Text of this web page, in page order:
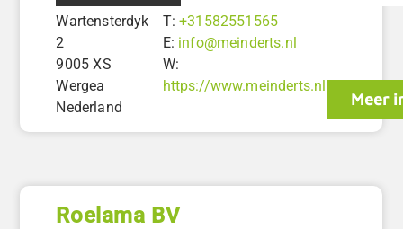
Wartensterdyk
2
9005 XS
Wergea
Nederland
T:+31582551565
E: info@meinderts.nl
W:
https://www.meinderts.nl
Meer
Roelama BV